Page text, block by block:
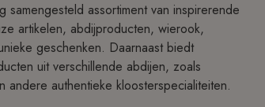
assortiment van inspirerende
artikelen, abdijproducten, wierook,
geschenken. Daarnaast biedt
uit verschillende abdijen, zoals
authentieke kloosterspecialiteiten.